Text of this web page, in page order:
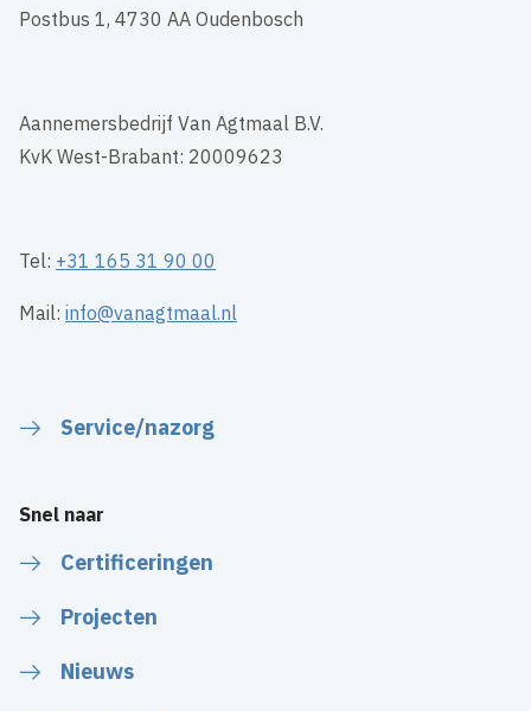
Postbus 1, 4730 AA Oudenbosch
Aannemersbedrijf Van Agtmaal B.V.
KvK West-Brabant: 20009623
Tel: +31 165 31 90 00
Mail:info@vanagtmaal.nl
Service/nazorg
Snel naar
Certificeringen
Projecten
Nieuws